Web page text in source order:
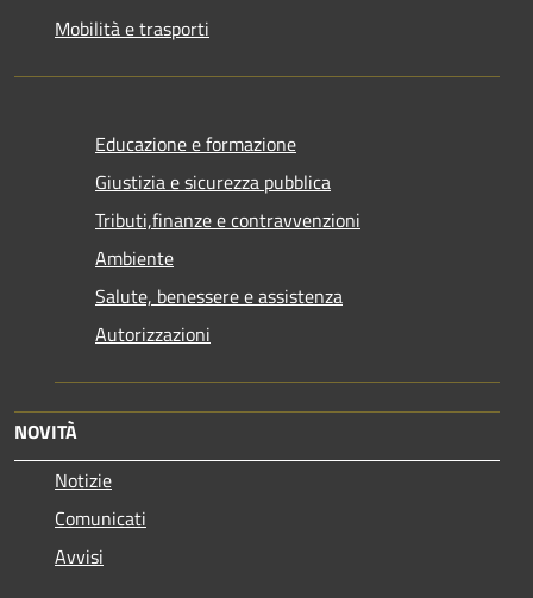
Mobilità e trasporti
Educazione e formazione
Giustizia e sicurezza pubblica
Tributi,finanze e contravvenzioni
Ambiente
Salute, benessere e assistenza
Autorizzazioni
NOVITÀ
Notizie
Comunicati
Avvisi